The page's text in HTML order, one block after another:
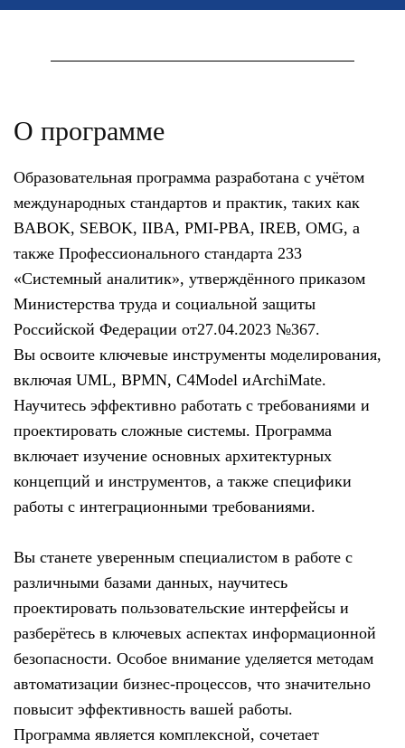
О программе
Образовательная программа разработана с учётом
международных стандартов и практик, таких как
BABOK, SEBOK, IIBA, PMI-PBA, IREB, OMG, а
также Профессионального стандарта 233
«Системный аналитик», утверждённого приказом
Министерства труда и социальной защиты
Российской Федерации от27.04.2023 №367.
Вы освоите ключевые инструменты моделирования,
включая UML, BPMN, C4Model иArchiMate.
Научитесь эффективно работать с требованиями и
проектировать сложные системы. Программа
включает изучение основных архитектурных
концепций и инструментов, а также специфики
работы с интеграционными требованиями.
Вы станете уверенным специалистом в работе с
различными базами данных, научитесь
проектировать пользовательские интерфейсы и
разберётесь в ключевых аспектах информационной
безопасности. Особое внимание уделяется методам
автоматизации бизнес-процессов, что значительно
повысит эффективность вашей работы.
Программа является комплексной, сочетает